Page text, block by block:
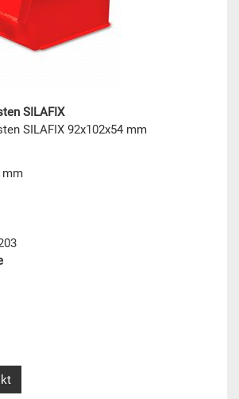
SILAFIX
SILAFIX 92x102x54 mm
mm